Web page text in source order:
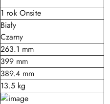
1 rok Onsite
Biały
Czarny
263.1 mm
399 mm
389.4 mm
13.5 kg